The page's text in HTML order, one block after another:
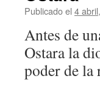
Publicado el 4
Antes de
Ostara la
poder de